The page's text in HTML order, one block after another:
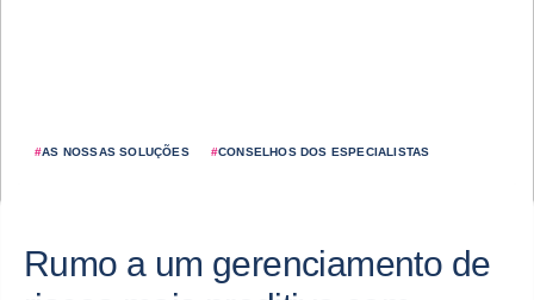
#AS NOSSAS SOLUÇÕES #CONSELHOS DOS ESPECIALISTAS
Rumo a um gerenciamento de